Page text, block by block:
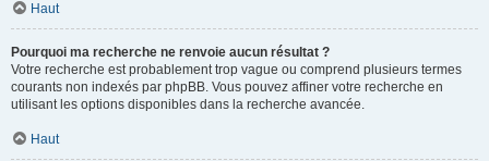
Haut
Pourquoi ma recherche ne renvoie aucun résultat ?
Votre recherche est probablement trop vague ou comprend plusieurs termes
courants non indexés par phpBB. Vous pouvez affiner votre recherche en
utilisant les options disponibles dans la recherche avancée.
Haut